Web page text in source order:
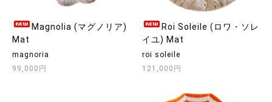
Magnolia (マグノリア)
Mat
magnoria
99,000円
Roi Soleile (ロワ・ソレ
イユ) Mat
roi soleile
121,000円